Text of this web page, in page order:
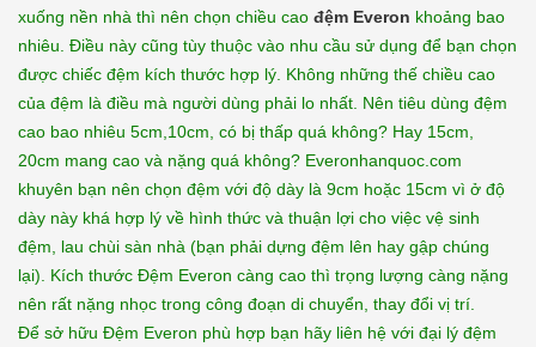
xuống nền nhà thì nên chọn chiều cao đệm Everon khoảng bao
nhiêu. Điều này cũng tùy thuộc vào nhu cầu sử dụng để bạn chọn
được chiếc đệm kích thước hợp lý. Không những thế chiều cao
của đệm là điều mà người dùng phải lo nhất. Nên tiêu dùng đệm
cao bao nhiêu 5cm,10cm, có bị thấp quá không? Hay 15cm,
20cm mang cao và nặng quá không? Everonhanquoc.com
khuyên bạn nên chọn đệm với độ dày là 9cm hoặc 15cm vì ở độ
dày này khá hợp lý về hình thức và thuận lợi cho việc vệ sinh
đệm, lau chùi sàn nhà (bạn phải dựng đệm lên hay gập chúng
lại). Kích thước Đệm Everon càng cao thì trọng lượng càng nặng
nên rất nặng nhọc trong công đoạn di chuyển, thay đổi vị trí.
Để sở hữu Đệm Everon phù hợp bạn hãy liên hệ với đại lý đệm